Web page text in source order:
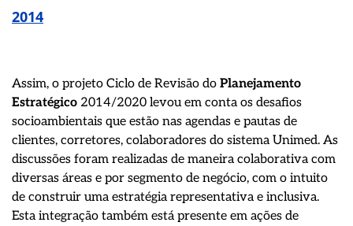
2014
Assim, o projeto Ciclo de Revisão do Planejamento
Estratégico 2014/2020 levou em conta os desafios
socioambientais que estão nas agendas e pautas de
clientes, corretores, colaboradores do sistema Unimed. As
discussões foram realizadas de maneira colaborativa com
diversas áreas e por segmento de negócio, com o intuito
de construir uma estratégia representativa e inclusiva.
Esta integração também está presente em ações de